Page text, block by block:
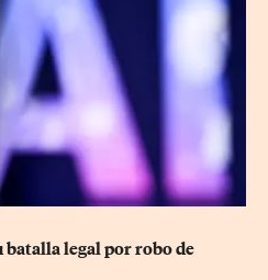
batalla legal por robo de